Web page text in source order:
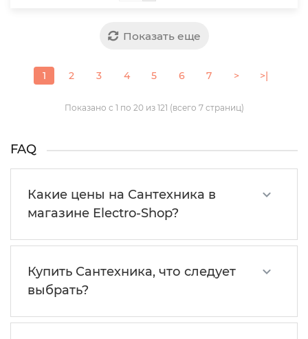
Показать еще
1 2 3 4 5 6 7 > >|
Показано с 1 по 20 из 121 (всего 7 страниц)
FAQ
Какие цены на Сантехника в
магазине Electro-Shop?
Купить Сантехника, что следует
выбрать?